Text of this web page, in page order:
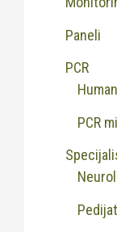
Paneli
PCR
PCR